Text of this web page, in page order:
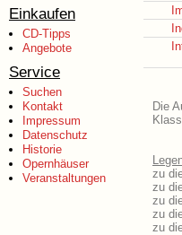
Einkaufen
CD-Tipps
Angebote
Service
Suchen
Kontakt
Impressum
Datenschutz
Historie
Opernhäuser
Veranstaltungen
Die
zu
zu
zu
zu
zu